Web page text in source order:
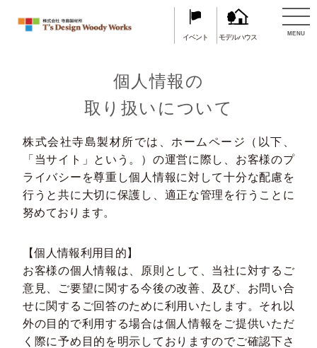
イベント モデルハウス MENU
TOP プライバシーポリシー
個人情報の
取り扱いについて
株式会社寺島製材所では、ホームページ（以下、
「当サイト」という。）の運営に際し、お客様のプ
ライバシーを尊重し個人情報に対して十分な配慮を
行うと共に大切に保護し、適正な管理を行うことに
努めております。
【個人情報利用目的】
お客様の個人情報は、原則として、当社に対するご
意見、ご要望に関する今後の改善、及び、お問い合
せに関するご回答のために利用いたします。それ以
外の目的で利用する場合は個人情報をご提供いただ
く際に予め目的を明示しておりますのでご確認下さ